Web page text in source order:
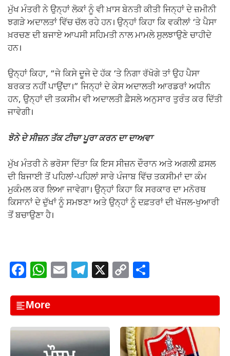
ਮੁੱਖ ਮੰਤਰੀ ਨੇ ਉਨ੍ਹਾਂ ਲੋਕਾਂ ਨੂੰ ਵੀ ਖ਼ਾਸ ਬੇਨਤੀ ਕੀਤੀ ਜਿਨ੍ਹਾਂ ਦੇ ਜ਼ਮੀਨੀ
ਝਗੜੇ ਅਦਾਲਤਾਂ ਵਿੱਚ ਚੱਲ ਰਹੇ ਹਨ। ਉਨ੍ਹਾਂ ਕਿਹਾ ਕਿ ਵਕੀਲਾਂ ‘ਤੇ ਪੈਸਾ
ਖ਼ਰਚਣ ਦੀ ਬਜਾਏ ਆਪਸੀ ਸਹਿਮਤੀ ਨਾਲ ਮਾਮਲੇ ਸੁਲਝਾਉਣੇ ਚਾਹੀਦੇ
ਹਨ।
ਉਨ੍ਹਾਂ ਕਿਹਾ, “ਜੇ ਕਿਸੇ ਦੂਜੇ ਦੇ ਹੱਕ ‘ਤੇ ਨਿਗਾ ਰੱਖੋਗੇ ਤਾਂ ਉਹ ਪੈਸਾ
ਬਰਕਤ ਨਹੀਂ ਪਾਉਂਦਾ।” ਜਿਨ੍ਹਾਂ ਦੇ ਕੇਸ ਅਦਾਲਤੀ ਆਰਡਰਾਂ ਅਧੀਨ
ਹਨ, ਉਨ੍ਹਾਂ ਦੀ ਤਕਸੀਮ ਵੀ ਅਦਾਲਤੀ ਫ਼ੈਸਲੇ ਅਨੁਸਾਰ ਤੁਰੰਤ ਕਰ ਦਿੱਤੀ
ਜਾਵੇਗੀ।
ਝੋਨੇ ਦੇ ਸੀਜ਼ਨ ਤੱਕ ਟੀਚਾ ਪੂਰਾ ਕਰਨ ਦਾ ਦਾਅਵਾ
ਮੁੱਖ ਮੰਤਰੀ ਨੇ ਭਰੋਸਾ ਦਿੱਤਾ ਕਿ ਇਸ ਸੀਜ਼ਨ ਦੌਰਾਨ ਅਤੇ ਅਗਲੀ ਫ਼ਸਲ
ਦੀ ਬਿਜਾਈ ਤੋਂ ਪਹਿਲਾਂ-ਪਹਿਲਾਂ ਸਾਰੇ ਪੰਜਾਬ ਵਿੱਚ ਤਕਸੀਮਾਂ ਦਾ ਕੰਮ
ਮੁਕੰਮਲ ਕਰ ਲਿਆ ਜਾਵੇਗਾ। ਉਨ੍ਹਾਂ ਕਿਹਾ ਕਿ ਸਰਕਾਰ ਦਾ ਮਨੋਰਥ
ਕਿਸਾਨਾਂ ਦੇ ਦੁੱਖਾਂ ਨੂੰ ਸਮਝਣਾ ਅਤੇ ਉਨ੍ਹਾਂ ਨੂੰ ਦਫ਼ਤਰਾਂ ਦੀ ਖੱਜਲ-ਖੁਆਰੀ
ਤੋਂ ਬਚਾਉਣਾ ਹੈ।
F
c
e
b
W
at
s
A
E
ail
T
e
gr
a
X C
p
y
Li
ar
e
More